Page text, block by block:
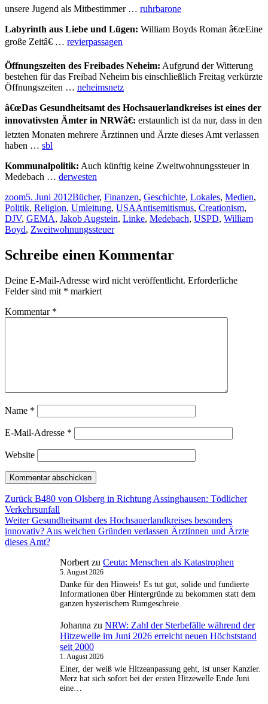
unsere Jugend als Mitbestimmer … ruhrbarone
Labyrinth aus Liebe und Lügen: William Boyds Roman â€œEine
große Zeitâ€ … revierpassagen
Öffnungszeiten des Freibades Neheim: Aufgrund der Witterung
bestehen für das Freibad Neheim bis einschließlich Freitag verkürzte
Öffnungszeiten … neheimsnetz
â€œDas Gesundheitsamt des Hochsauerlandkreises ist eines der
innovativsten Ämter in NRWâ€: erstaunlich ist da nur, dass in den
letzten Monaten mehrere Ärztinnen und Ärzte dieses Amt verlassen
haben … sbl
Kommunalpolitik: Auch künftig keine Zweitwohnungssteuer in
Medebach … derwesten
Autor
zoomVeröffentlicht
am
5. Juni 2012Kategorien
Bücher, Finanzen, Geschichte, Lokales, Medien,
Politik, Religion, Umleitung, USA Schlagwörter
Antisemitismus, Creationism,
DJV, GEMA, Jakob Augstein, Linke, Medebach, USPD, William
Boyd, Zweitwohnungssteuer
Schreibe einen Kommentar
Deine E-Mail-Adresse wird nicht veröffentlicht. Erforderliche
Felder sind mit * markiert
Kommentar *
Name *
E-Mail-Adresse *
Website
Beitragsnavigation
Zurück Vorheriger
Beitrag:
B480 von Olsberg in Richtung Assinghausen: Tödlicher
Verkehrsunfall
Weiter Nächster
Beitrag:
Gesundheitsamt des Hochsauerlandkreises besonders
innovativ? Aus welchen Gründen verlassen Ärztinnen und Ärzte
dieses Amt?
Norbert zu Ceuta: Menschen als Katastrophen
5. August 2026
Danke für den Hinweis! Es tut gut, solide und fundierte
Informationen über Hintergründe zu bekommen statt dem
ganzen hysterischem Rumgeschreie.
Johanna zu NRW: Zahl der Sterbefälle während der
Hitzewelle im Juni 2026 erreicht neuen Höchststand
seit 2000
1. August 2026
Einer, der weiß wie Hitzeanpassung geht, ist unser Kanzler.
Merz hat sich sofort bei der ersten Hitzewelle Ende Juni
eine…